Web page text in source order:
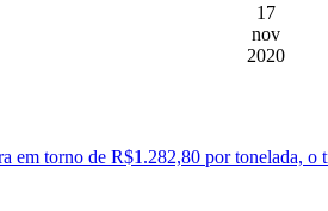
17
nov
2020
em torno de R$1.282,80 por tonelada,